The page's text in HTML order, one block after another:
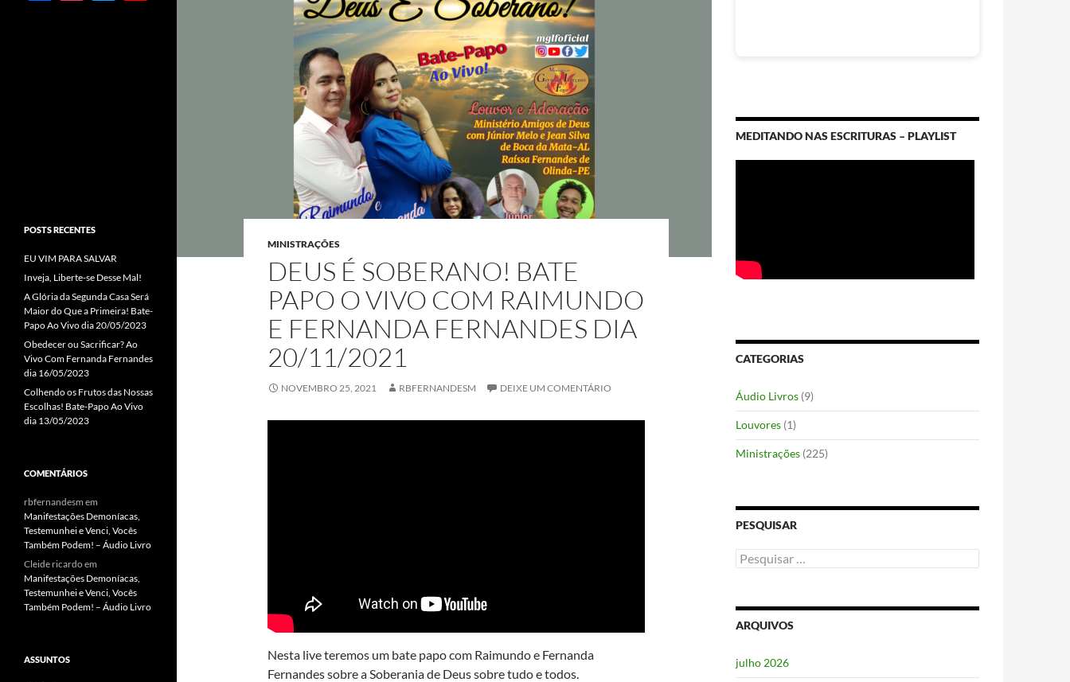
MINISTRAÇÕES
DEUS É SOBERANO! BATE
PAPO O VIVO COM RAIMUNDO
E FERNANDA FERNANDES DIA
20/11/2021
NOVEMBRO 25, 2021 RBFERNANDESM DEIXE UM COMENTÁRIO
Nesta live teremos um bate papo com Raimundo e Fernanda
Fernandes sobre a Soberania de Deus sobre tudo e todos.
MEDITANDO NAS ESCRITURAS – PLAYLIST
CATEGORIAS
Áudio Livros (9)
Louvores (1)
Ministrações (225)
PESQUISAR
Pesquisar
por:
ARQUIVOS
julho 2026
el
POSTS RECENTES
EU VIM PARA SALVAR
Inveja, Liberte-se Desse Mal!
A Glória da Segunda Casa Será
Maior do Que a Primeira! Bate-
Papo Ao Vivo dia 20/05/2023
Obedecer ou Sacrificar? Ao
Vivo Com Fernanda Fernandes
dia 16/05/2023
Colhendo os Frutos das Nossas
Escolhas! Bate-Papo Ao Vivo
dia 13/05/2023
COMENTÁRIOS
rbfernandesm em
Manifestações Demoníacas,
Testemunhei e Venci, Vocês
Também Podem! – Áudio Livro
Cleide ricardoem
Manifestações Demoníacas,
Testemunhei e Venci, Vocês
Também Podem! – Áudio Livro
ASSUNTOS